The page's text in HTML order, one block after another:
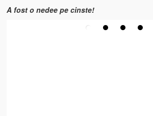
A fost o nedee pe cinste!